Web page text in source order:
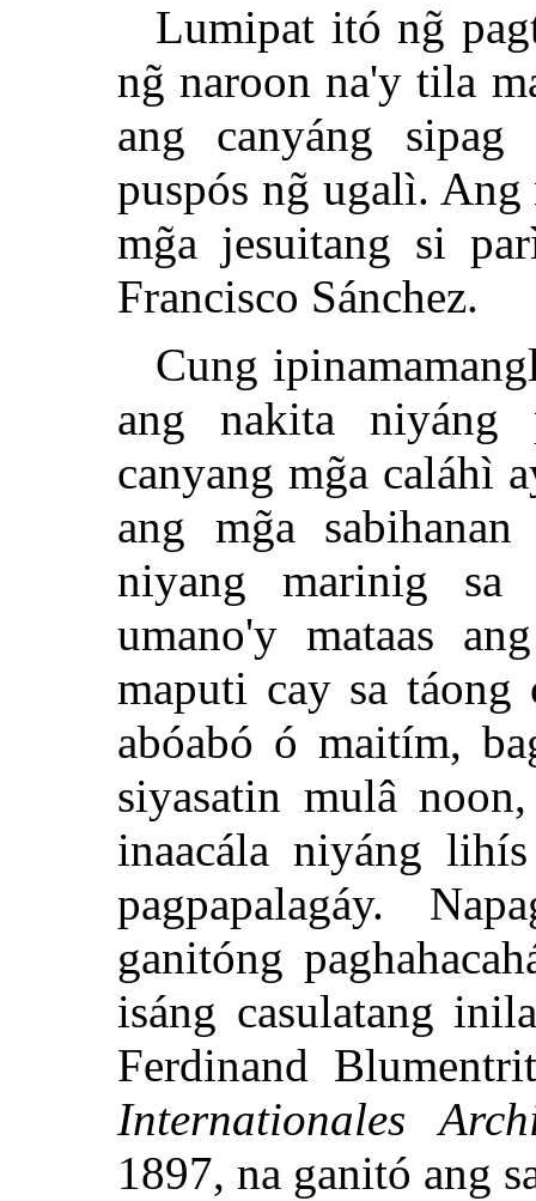
Lumipat itó ng̃
ng̃ naroon na'y tila
ang canyáng sipag
puspós ng̃ ugalì.
mg̃a jesuitang si
Francisco Sánchez.
Cung
ang nakita niyáng
canyang mg̃a caláhì
ang mg̃a
niyang marinig
umano'y mataas
maputi cay sa táong
abóabó ó maitím,
siyasatin mulâ
inaacála niyáng
pagpapalagáy.
ganitóng
isáng casulatang
Ferdinand
Internationales
1897, na ganitó ang